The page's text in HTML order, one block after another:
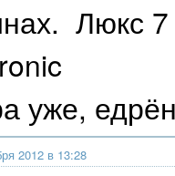
Люкс
уже,
2012 в 13:28